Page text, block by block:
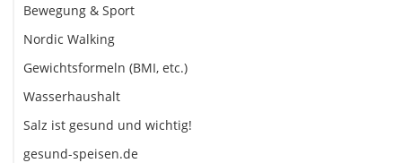
Bewegung & Sport
Nordic Walking
Gewichtsformeln (BMI, etc.)
Wasserhaushalt
Salz ist gesund und wichtig!
gesund-speisen.de